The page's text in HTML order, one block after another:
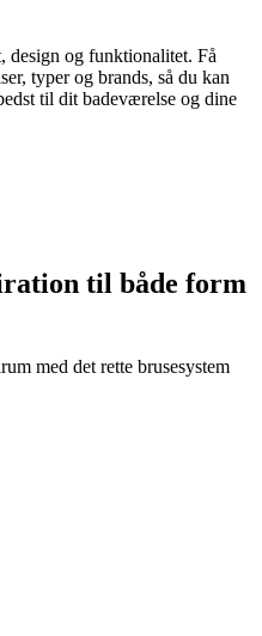
design og funktionalitet. Få
typer og brands, så du kan
til dit badeværelse og dine
til både form
med det rette brusesystem